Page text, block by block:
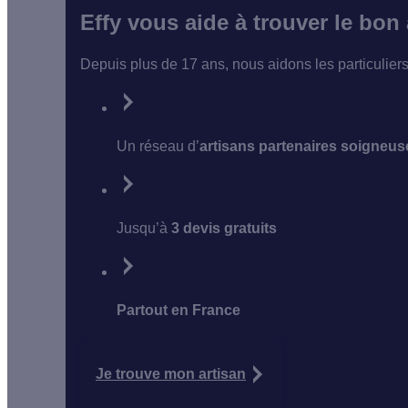
Effy vous aide à trouver le bon
Depuis plus de 17 ans, nous aidons les
Un réseau d’artisans partenaires
Jusqu’à3 devis gratuits
Partout en France
Je trouve mon artisan